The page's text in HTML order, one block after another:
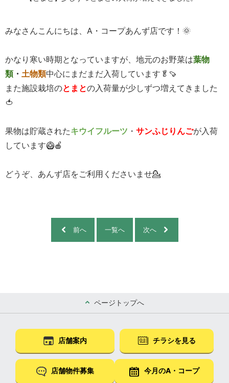
みなさんこんにちは、A・コープあんず店です！🌞
かなり寒い時期となっていますが、地元のお野菜は葉物
類・ 土物類中心にまだまだ入荷しています🥬🍠
また施設栽培のとまとの入荷量が少しずつ増えてきました
🍅
果物は貯蔵されたキウイフルーツ ・ サンふじりんごが入荷
しています🥝🍎
どうぞ、 あんず店をご利用くださいませ💁
前へ 一覧へ 次へ
ページトップへ
店舗案内 チラシを見る
店舗物件募集 今月のA・コープ